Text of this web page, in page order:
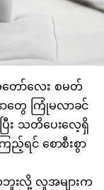
ော်လေး စမတ်
ာတွေ ကြုံမလာခင်
ြီး သတိပေးလေ့ရှိ
ရင် စောစီးစွာ
လှဘူးလို့ လူအများက